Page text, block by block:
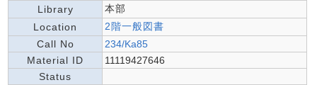
Library
本部
Location
2階一般図書
Call No
234/Ka85
Material ID
11119427646
Status